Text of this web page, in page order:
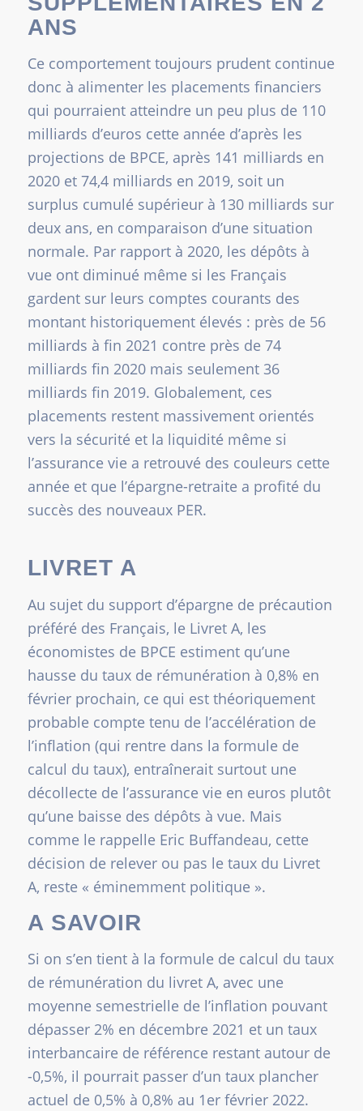
ANS
Ce comportement toujours prudent continue
donc à alimenter les placements financiers
qui pourraient atteindre un peu plus de 110
milliards d’euros cette année d’après les
projections de BPCE, après 141 milliards en
2020 et 74,4 milliards en 2019, soit un
surplus cumulé supérieur à 130 milliards sur
deux ans, en comparaison d’une situation
normale. Par rapport à 2020, les dépôts à
vue ont diminué même si les Français
gardent sur leurs comptes courants des
montant historiquement élevés : près de 56
milliards à fin 2021 contre près de 74
milliards fin 2020 mais seulement 36
milliards fin 2019. Globalement, ces
placements restent massivement orientés
vers la sécurité et la liquidité même si
l’assurance vie a retrouvé des couleurs cette
année et que l’épargne-retraite a profité du
succès des nouveaux PER.
LIVRET A
Au sujet du support d’épargne de précaution
préféré des Français, le Livret A, les
économistes de BPCE estiment qu’une
hausse du taux de rémunération à 0,8% en
février prochain, ce qui est théoriquement
probable compte tenu de l’accélération de
l’inflation (qui rentre dans la formule de
calcul du taux), entraînerait surtout une
décollecte de l’assurance vie en euros plutôt
qu’une baisse des dépôts à vue. Mais
comme le rappelle Eric Buffandeau, cette
décision de relever ou pas le taux du Livret
A, reste « éminemment politique ».
A SAVOIR
Si on s’en tient à la formule de calcul du taux
de rémunération du livret A, avec une
moyenne semestrielle de l’inflation pouvant
dépasser 2% en décembre 2021 et un taux
interbancaire de référence restant autour de
-0,5%, il pourrait passer d’un taux plancher
actuel de 0,5% à 0,8% au 1er février 2022.